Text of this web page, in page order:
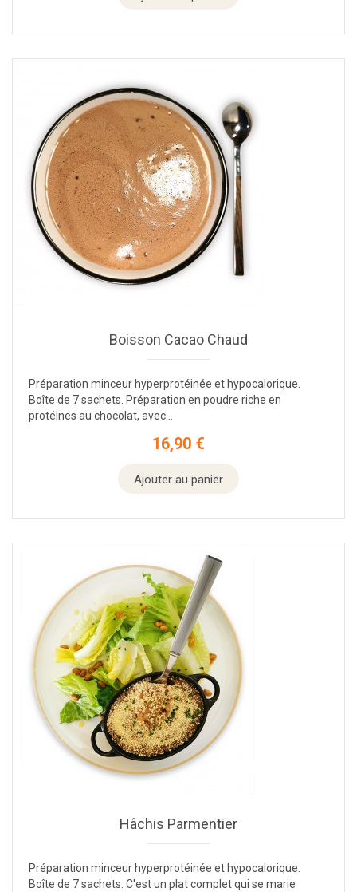
Boisson Cacao Chaud
Préparation minceur hyperprotéinée et hypocalorique.
Boîte de 7 sachets. Préparation en poudre riche en
protéines au chocolat, avec...
Prix
16,90 €
Ajouter au panier
Hâchis Parmentier
Préparation minceur hyperprotéinée et hypocalorique.
Boîte de 7 sachets. C'est un plat complet qui se marie